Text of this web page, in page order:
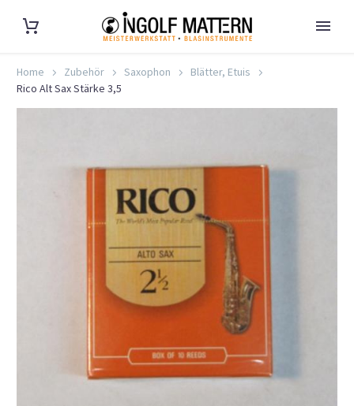
Home Zubehör Saxophon
Blätter, Etuis
Rico Alt Sax Stärke 3,5